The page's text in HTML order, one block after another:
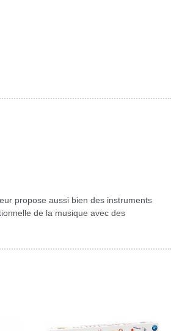
propose aussi bien des instruments
de la musique avec des